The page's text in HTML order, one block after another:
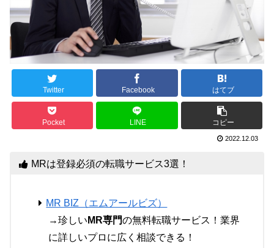
Twitter Facebook はてブ
Pocket LINE コピー
2022.12.03
MRは登録必須の転職サービス3選！
MR BIZ（エムアールビズ）
→珍しい MR専門の無料転職サービス！業界
に詳しいプロに広く相談できる！